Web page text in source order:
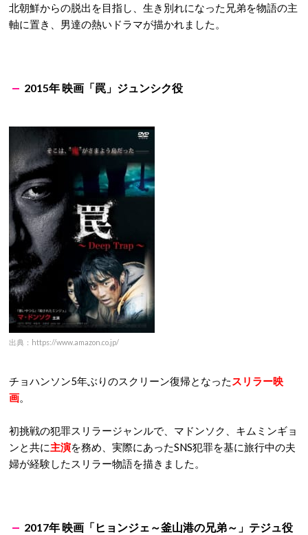
北朝鮮からの脱出を目指し、生き別れになった兄弟を物語の主
軸に置き、男達の熱いドラマが描かれました。
2015年 映画「罠」ジュンシク役
出典：https://www.amazon.co.jp/
チョハンソン5年ぶりのスクリーン復帰となった スリラー映
画。
初挑戦の犯罪スリラージャンルで、マドンソク、キムミンギョ
ンと共に主演を務め、実際にあったSNS犯罪を基に旅行中の夫
婦が経験したスリラー物語を描きました。
2017年 映画「ヒョンジェ～釜山港の兄弟～」テジュ役